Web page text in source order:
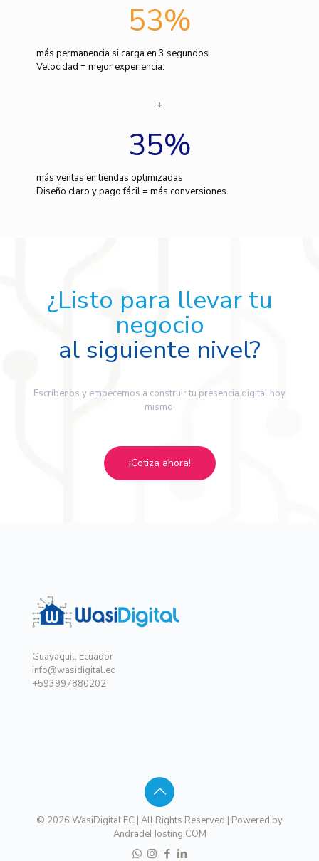
53%
más permanencia si carga en 3 segundos.
Velocidad = mejor experiencia.
35%
más ventas en tiendas optimizadas
Diseño claro y pago fácil = más conversiones.
¿Listo para llevar tu
negocio
al siguiente nivel?
Escríbenos y empecemos a construir tu presencia digital hoy
mismo.
¡Cotiza ahora!
Guayaquil, Ecuador
info@wasidigital.ec
+593997880202
© 2026 WasiDigital.EC | All Rights Reserved | Powered by
AndradeHosting.COM